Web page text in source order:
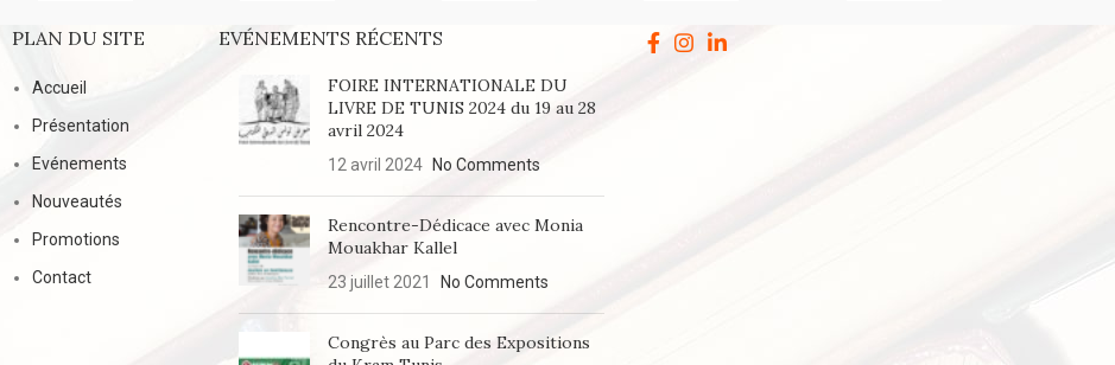
PLAN DU SITE
Accueil
Présentation
Evénements
Nouveautés
Promotions
Contact
EVÉNEMENTS RÉCENTS
FOIRE INTERNATIONALE DU
LIVRE DE TUNIS 2024 du 19 au 28
avril 2024
12 avril 2024 No Comments
Rencontre-Dédicace avec Monia
Mouakhar Kallel
23 juillet 2021 No Comments
Congrès au Parc des Expositions